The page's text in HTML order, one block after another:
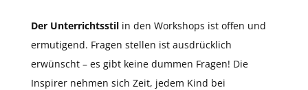
Der Unterrichtsstil in den Workshops ist offen und
ermutigend. Fragen stellen ist ausdrücklich
erwünscht – es gibt keine dummen Fragen! Die
Inspirer nehmen sich Zeit, jedem Kind bei